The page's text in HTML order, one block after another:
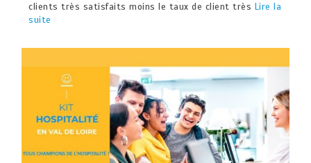
clients très satisfaits moins le taux de client très Lire la
suite